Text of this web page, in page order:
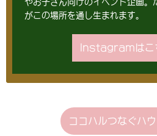
やお子さん向けのイベント企画。
がこの場所を通し生まれます。
Instagramはこ
ココハルつなぐハ